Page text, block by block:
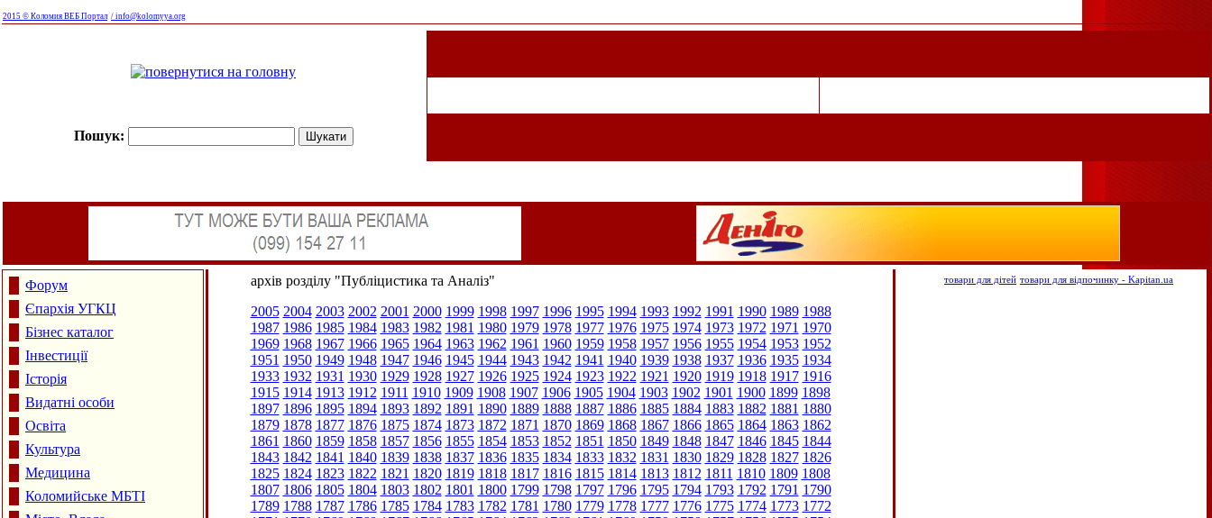
2015 © Коломия ВЕБ Портал / info@kolomyya.org
Пошук:
Форум
Єпархія УГКЦ
Бізнес каталог
Інвестиції
Історія
Видатні особи
Освіта
Культура
Медицина
Коломийське МБТІ
архів розділу "Публіцистика та Аналіз"
2005 2004 2003 2002 2001 2000 1999 1998 1997 1996 1995 1994 1993 1992 1991 1990 1989 1988
1987 1986 1985 1984 1983 1982 1981 1980 1979 1978 1977 1976 1975 1974 1973 1972 1971 1970
1969 1968 1967 1966 1965 1964 1963 1962 1961 1960 1959 1958 1957 1956 1955 1954 1953 1952
1951 1950 1949 1948 1947 1946 1945 1944 1943 1942 1941 1940 1939 1938 1937 1936 1935 1934
1933 1932 1931 1930 1929 1928 1927 1926 1925 1924 1923 1922 1921 1920 1919 1918 1917 1916
1915 1914 1913 1912 1911 1910 1909 1908 1907 1906 1905 1904 1903 1902 1901 1900 1899 1898
1897 1896 1895 1894 1893 1892 1891 1890 1889 1888 1887 1886 1885 1884 1883 1882 1881 1880
1879 1878 1877 1876 1875 1874 1873 1872 1871 1870 1869 1868 1867 1866 1865 1864 1863 1862
1861 1860 1859 1858 1857 1856 1855 1854 1853 1852 1851 1850 1849 1848 1847 1846 1845 1844
1843 1842 1841 1840 1839 1838 1837 1836 1835 1834 1833 1832 1831 1830 1829 1828 1827 1826
1825 1824 1823 1822 1821 1820 1819 1818 1817 1816 1815 1814 1813 1812 1811 1810 1809 1808
1807 1806 1805 1804 1803 1802 1801 1800 1799 1798 1797 1796 1795 1794 1793 1792 1791 1790
1789 1788 1787 1786 1785 1784 1783 1782 1781 1780 1779 1778 1777 1776 1775 1774 1773 1772
товари для дітей товари для відпочинку - Kapitan.ua